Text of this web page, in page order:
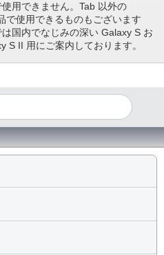
用できません。Tab 以外の
で使用できるものもございます
国内でなじみの深い Galaxy S お
S II 用にご案内しております。